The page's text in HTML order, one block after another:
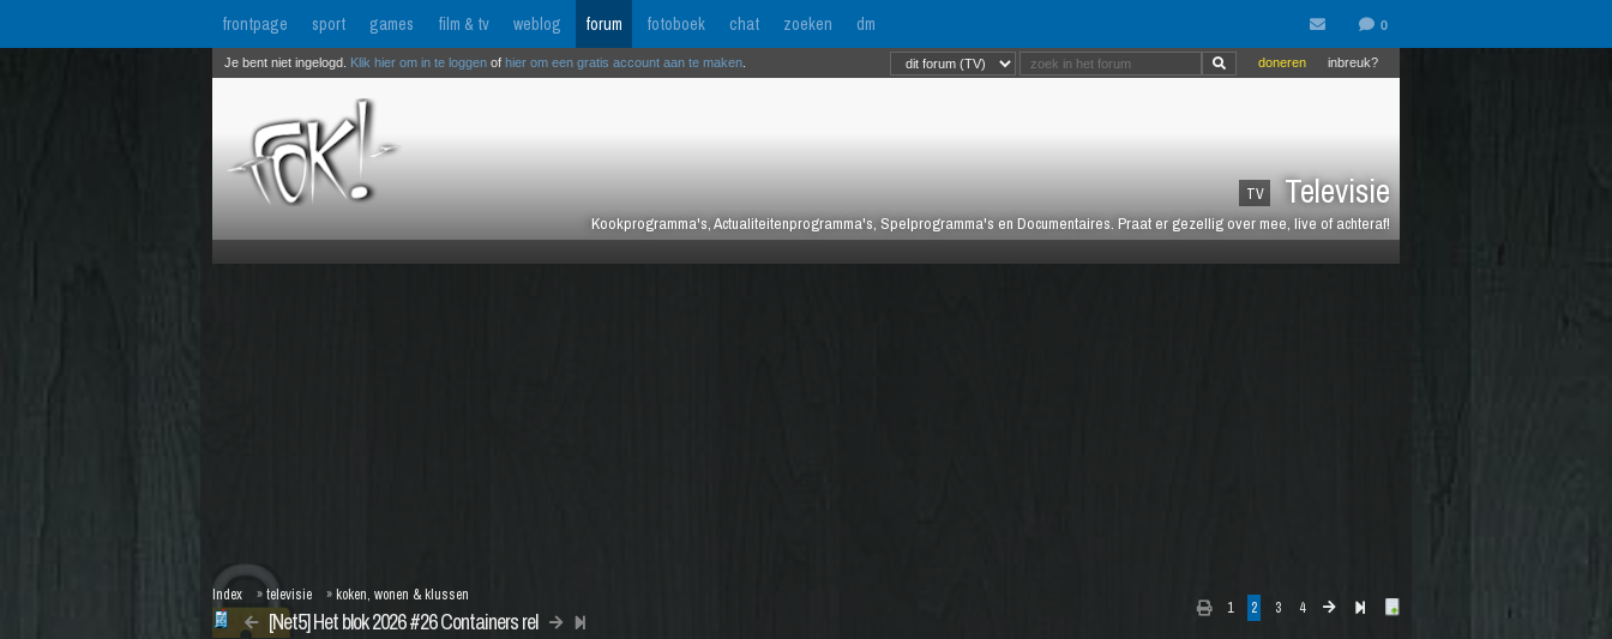
frontpage sport games film & tv weblog forum fotoboek chat zoeken dm
TV Televisie
Kookprogramma's, Actualiteitenprogramma's, Spelprogramma's en Documentaires. Praat er gezellig over mee, live of achteraf!
inbreuk?
doneren
Je bent niet ingelogd. Klik hier om in te loggen of hier om een gratis account aan te maken
1 2 3 4
[Net5] Het blok 2026 #26 Containers rel
Index »televisie » koken, wonen & klussen